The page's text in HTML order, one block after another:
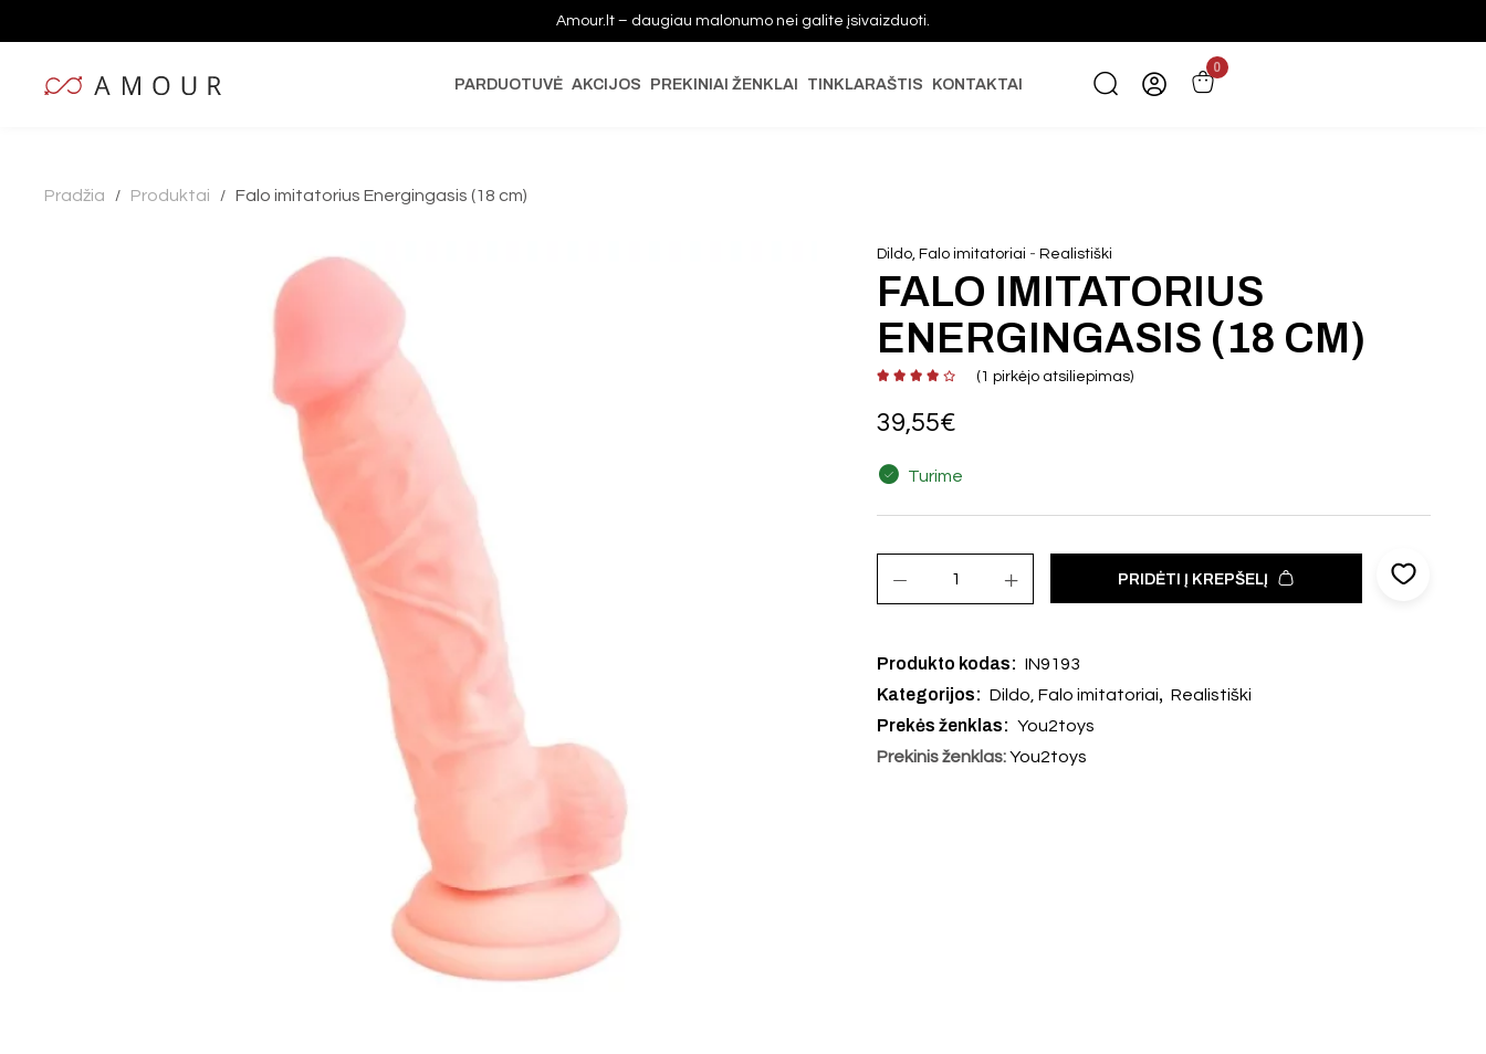
Amour.lt – daugiau malonumo nei galite įsivaizduoti.
PARDUOTUVĖ AKCIJOS PREKINIAI ŽENKLAI TINKLARAŠTIS KONTAKTAI
0
Pradžia / Produktai / Falo imitatorius Energingasis (18 cm)
Dildo, Falo imitatoriai -Realistiški
FALO IMITATORIUS
ENERGINGASIS (18 CM)
( 1 pirkėjo atsiliepimas)
39,55€
Turime
PRIDĖTI Į KREPŠELĮ
Produkto kodas: IN9193
Kategorijos: Dildo, Falo imitatoriai, Realistiški
Prekės ženklas: You2toys
Prekinis ženklas:You2toys